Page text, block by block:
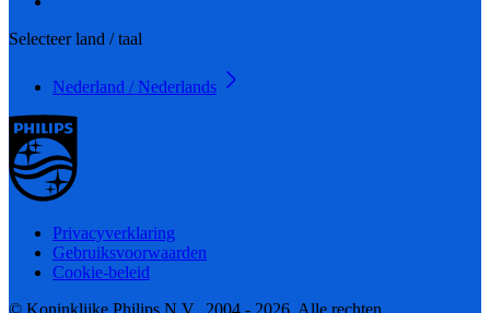
Selecteer land / taal
Nederland / Nederlands
Privacyverklaring
Gebruiksvoorwaarden
Cookie-beleid
© Koninklijke Philips N.V., 2004 - 2026. Alle rechten